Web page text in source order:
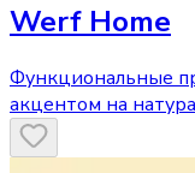
Werf Home
Функциональные
акцентом на